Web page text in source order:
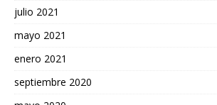
julio 2021
mayo 2021
enero 2021
septiembre 2020